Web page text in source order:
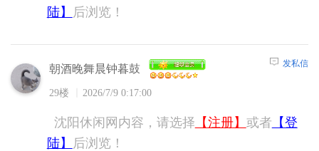
陆】
后浏览！
朝酒晚舞晨钟暮鼓
29楼 2026/7/9 0:17:00
发私信
沈阳休闲网内容，请选择 【注册】 或者 【登
陆】
后浏览！